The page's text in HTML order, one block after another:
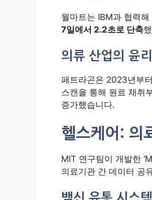
월마트는 IBM과 협력
7일에서 2.2초로 단축
의류 산업의 윤
패트라곤은 2023년부
스캔을 통해 원료 채취
증가했습니다.
헬스케어: 의
MIT 연구팀이 개발한
의료기관 간 데이터 공